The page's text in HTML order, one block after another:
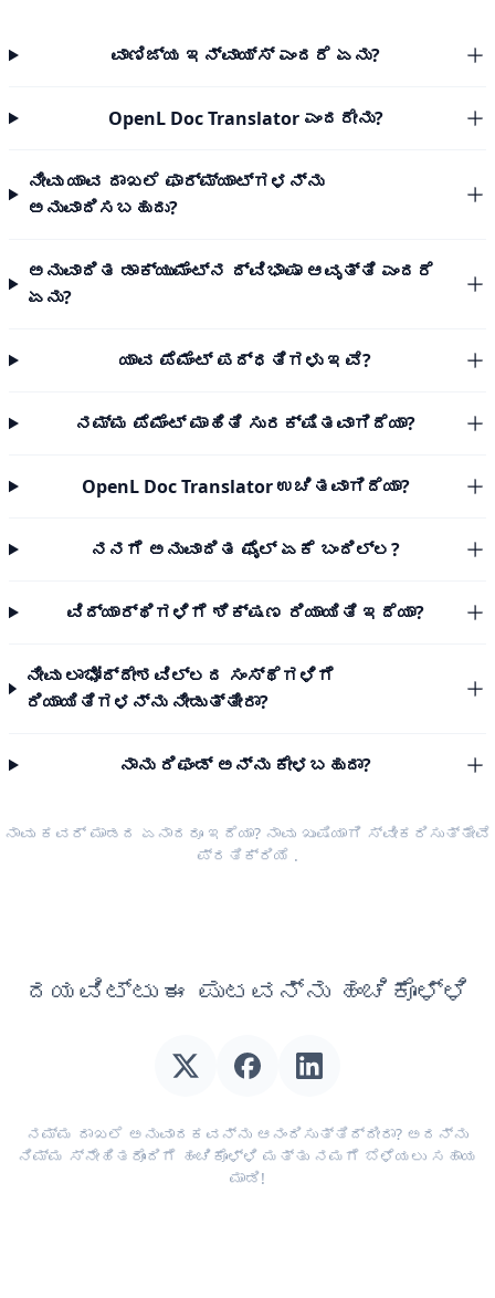
ವಾಣಿಜ್ಯ ಇನ್ವಾಯ್ಸ್ ಎಂದರೆ ಏನು?
OpenL Doc Translator ಎಂದರೇನು?
ನೀವು ಯಾವ ದಾಖಲೆ ಫಾರ್ಮ್ಯಾಟ್‌ಗಳನ್ನು
ಅನುವಾದಿಸಬಹುದು?
ಅನುವಾದಿತ ಡಾಕ್ಯುಮೆಂಟ್‌ನ ದ್ವಿಭಾಷಾ ಆವೃತ್ತಿ ಎಂದರೆ
ಏನು?
ಯಾವ ಪೆಮೆಂಟ್ ಪದ್ಧತಿಗಳು ಇವೆ?
ನಮ್ಮ ಪೆಮೆಂಟ್ ಮಾಹಿತಿ ಸುರಕ್ಷಿತವಾಗಿದೆಯಾ?
OpenL Doc Translator ಉಚಿತವಾಗಿದೆಯಾ?
ನನಗೆ ಅನುವಾದಿತ ಫೈಲ್ ಏಕೆ ಬಂದಿಲ್ಲ?
ವಿದ್ಯಾರ್ಥಿಗಳಿಗೆ ಶಿಕ್ಷಣ ರಿಯಾಯಿತಿ ಇದೆಯಾ?
ನೀವು ಲಾಭೋದ್ದೇಶವಿಲ್ಲದ ಸಂಸ್ಥೆಗಳಿಗೆ
ರಿಯಾಯಿತಿಗಳನ್ನು ನೀಡುತ್ತೀರಾ?
ನಾನು ರಿಫಂಡ್ ಅನ್ನು ಕೇಳಬಹುದಾ?
ನಾವು ಕವರ್ ಮಾಡದ ಏನಾದರೂ ಇದೆಯಾ? ನಾವು ಖುಷಿಯಾಗಿ ಸ್ವೀಕರಿಸುತ್ತೇವೆ
ಪ್ರತಿಕ್ರಿಯೆ .
ದಯವಿಟ್ಟು ಈ ಪುಟವನ್ನು ಹಂಚಿಕೊಳ್ಳಿ
ನಮ್ಮ ದಾಖಲೆ ಅನುವಾದಕವನ್ನು ಆನಂದಿಸುತ್ತಿದ್ದೀರಾ? ಅದನ್ನು
ನಿಮ್ಮ ಸ್ನೇಹಿತರೊಂದಿಗೆ ಹಂಚಿಕೊಳ್ಳಿ ಮತ್ತು ನಮಗೆ ಬೆಳೆಯಲು ಸಹಾಯ
ಮಾಡಿ!